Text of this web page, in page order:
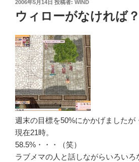
投
日:
2006年5月14日 投稿者: WIND
ウィローがなければ？
週末の目標を50%にかかげましたが
現在21時。
58.5%・・・（笑）
ラブメマの人と話しながらいろいろ